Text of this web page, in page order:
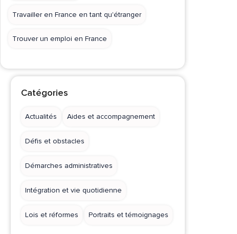
Travailler en France en tant qu'étranger
Trouver un emploi en France
Catégories
Actualités Aides et accompagnement
Défis et obstacles
Démarches administratives
Intégration et vie quotidienne
Lois et réformes Portraits et témoignages